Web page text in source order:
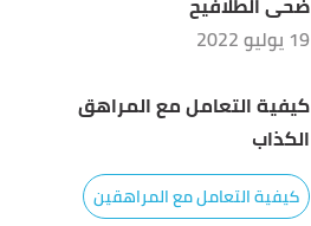
19 يوليو 2022
كيفية التعامل مع المراهق
الكذاب
كيفية التعامل مع المراهقين